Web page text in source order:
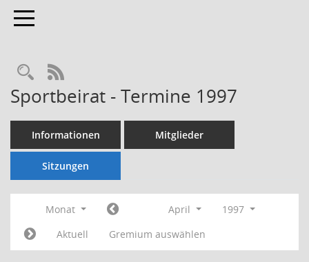
Toggle navigation
Rechercheauswahl
RSS-Feed
Sportbeirat - Termine 1997
Informationen Mitglieder
Sitzungen
Monat April
1997
Aktuell
Gremium auswählen